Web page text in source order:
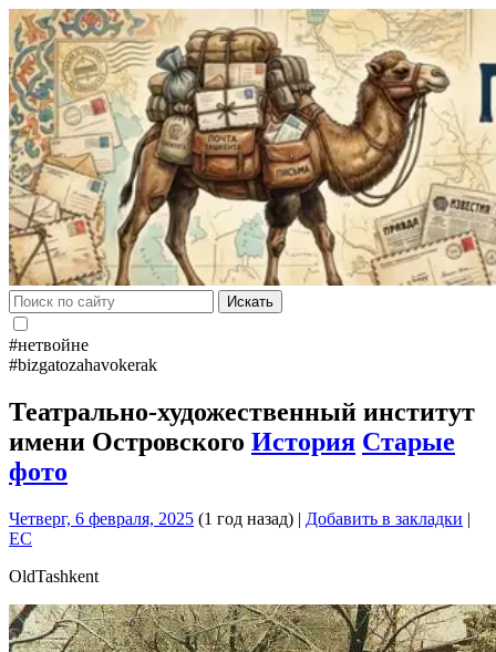
Искать
#нетвойне
#bizgatozahavokerak
Театрально-художественный институт
имени Островского История Старые
фото
Четверг, 6 февраля, 2025 (1 год назад) | Добавить в закладки |
EC
OldTashkent